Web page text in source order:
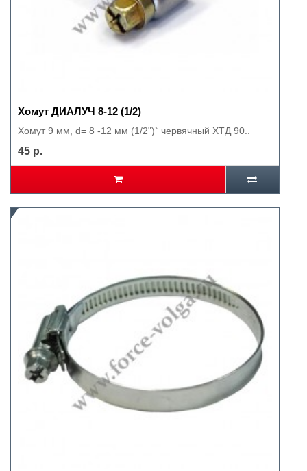
Хомут ДИАЛУЧ 8-12 (1/2)
Хомут 9 мм, d= 8 -12 мм (1/2")` червячный ХТД 90..
45 р.